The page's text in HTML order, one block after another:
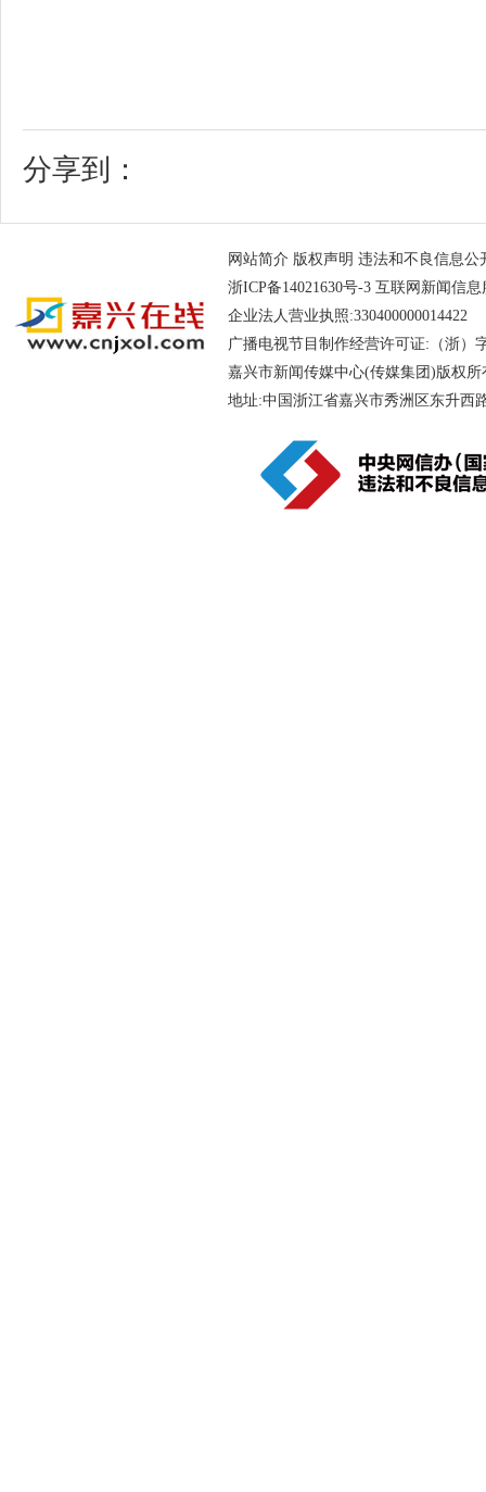
分享到：
网站简介 版权声明 违法和不良信息公
浙ICP备14021630号-3 互联网新闻信息
企业法人营业执照
广播电视节目制作经营许可证:（浙
嘉兴市新闻传媒中心(传媒集团)版权
地址:中国浙江省嘉兴市秀洲区东升西